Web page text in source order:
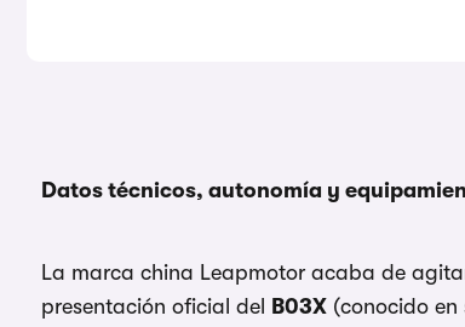
Datos técnicos, autonomía y
La marca china Leapmotor acaba de
presentación oficial del
B03X (conocido